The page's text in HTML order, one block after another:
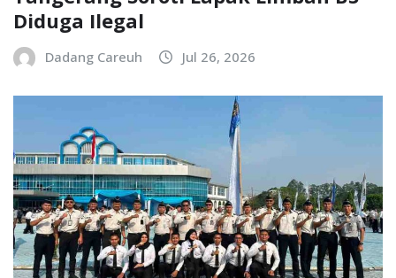
Diduga Ilegal
Dadang Careuh Jul 26, 2026